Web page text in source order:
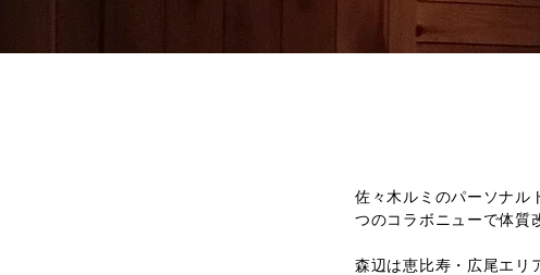
佐々木ルミのパーソナル
つのコラボニューで体質
森辺は恵比寿・広尾エリ